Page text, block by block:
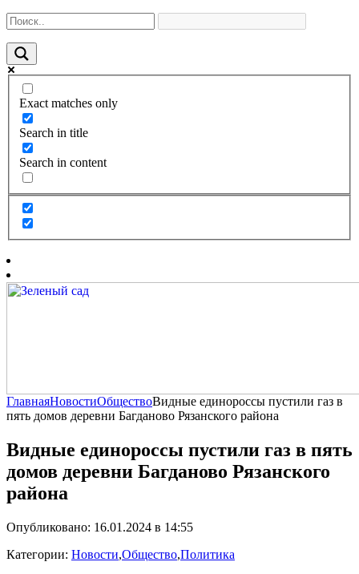
Exact matches only
Search in title
Search in content
ГлавнаяНовостиОбществоВидные единороссы пустили газ в
пять домов деревни Багданово Рязанского района
Видные единороссы пустили газ в пять
домов деревни Багданово Рязанского
района
Опубликовано: 16.01.2024 в 14:55
Категории: Новости,Общество,Политика